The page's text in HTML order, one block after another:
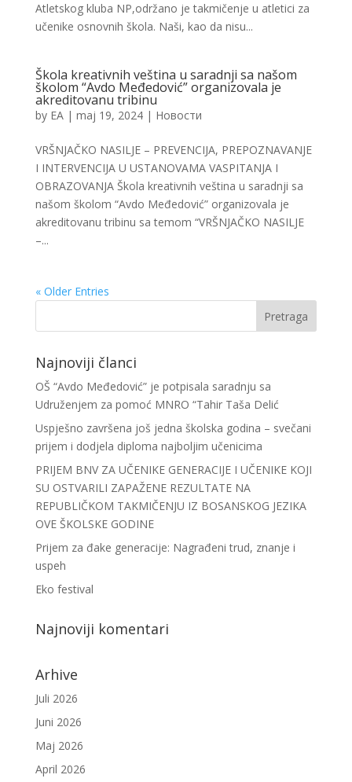
Atletskog kluba NP,održano je takmičenje u atletici za
učenike osnovnih škola. Naši, kao da nisu...
Škola kreativnih veština u saradnji sa našom
školom “Avdo Međedović” organizovala je
akreditovanu tribinu
by EA| maj 19, 2024| Новости
VRŠNJAČKO NASILJE – PREVENCIJA, PREPOZNAVANJE
I INTERVENCIJA U USTANOVAMA VASPITANJA I
OBRAZOVANJA Škola kreativnih veština u saradnji sa
našom školom “Avdo Međedović” organizovala je
akreditovanu tribinu sa temom “VRŠNJAČKO NASILJE
–...
« Older Entries
Najnoviji članci
OŠ “Avdo Međedović” je potpisala saradnju sa
Udruženjem za pomoć MNRO “Tahir Taša Delić
Uspješno završena još jedna školska godina – svečani
prijem i dodjela diploma najboljim učenicima
PRIJEM BNV ZA UČENIKE GENERACIJE I UČENIKE KOJI
SU OSTVARILI ZAPAŽENE REZULTATE NA
REPUBLIČKOM TAKMIČENJU IZ BOSANSKOG JEZIKA
OVE ŠKOLSKE GODINE
Prijem za đake generacije: Nagrađeni trud, znanje i
uspeh
Eko festival
Najnoviji komentari
Arhive
Juli 2026
Juni 2026
Maj 2026
April 2026